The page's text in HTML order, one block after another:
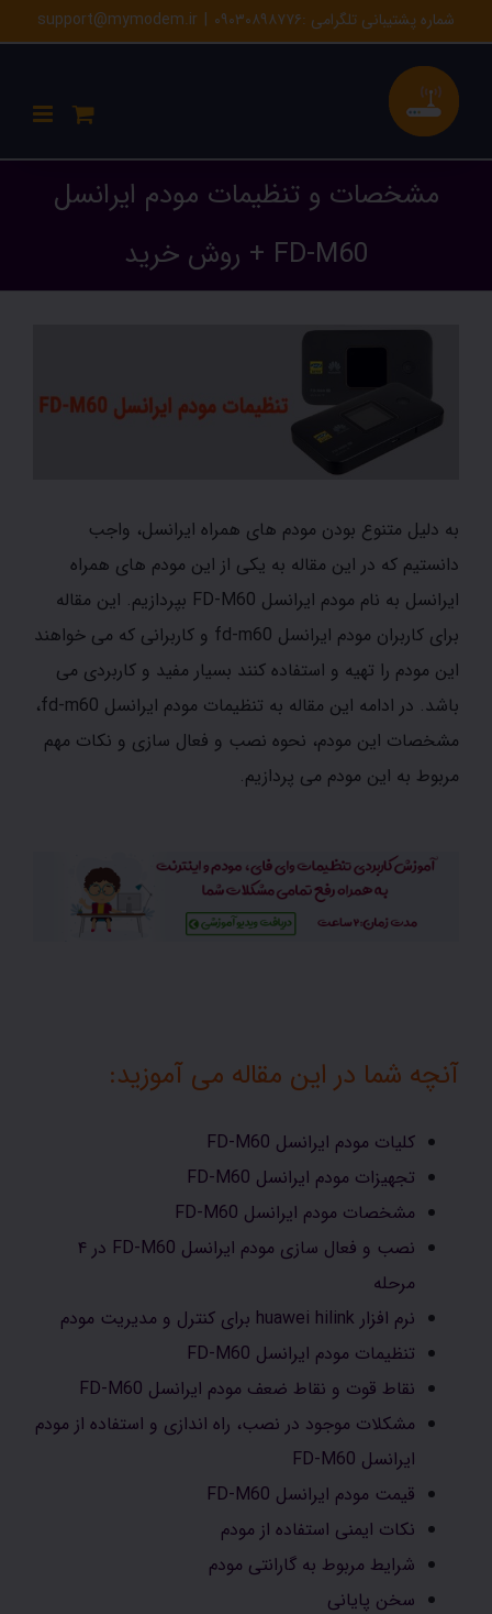
to
content
شماره پشتیبانی تلگرامی :۰۹۰۳۰۸۹۸۷۷۶ |
support@mymodem.ir
مشخصات و تنظیمات مودم ایرانسل
FD-M60 + روش خرید
به دلیل متنوع بودن مودم های همراه ایرانسل، واجب
دانستیم که در این مقاله به یکی از این مودم های همراه
ایرانسل به نام مودم ایرانسل FD-M60 بپردازیم. این مقاله
برای کاربران مودم ایرانسل fd-m60 و کاربرانی که می خواهند
این مودم را تهیه و استفاده کنند بسیار مفید و کاربردی می
باشد. در ادامه این مقاله به تنظیمات مودم ایرانسل fd-m60،
مشخصات این مودم، نحوه نصب و فعال سازی و نکات مهم
مربوط به این مودم می پردازیم.
آنچه شما در این مقاله می آموزید:
کلیات مودم ایرانسل FD-M60
تجهیزات مودم ایرانسل FD-M60
مشخصات مودم ایرانسل FD-M60
نصب و فعال سازی مودم ایرانسل FD-M60 در ۴
مرحله
نرم افزار huawei hilink برای کنترل و مدیریت مودم
تنظیمات مودم ایرانسل FD-M60
نقاط قوت و نقاط ضعف مودم ایرانسل FD-M60
مشکلات موجود در نصب، راه اندازی و استفاده از مودم
ایرانسل FD-M60
قیمت مودم ایرانسل FD-M60
نکات ایمنی استفاده از مودم
شرایط مربوط به گارانتی مودم
سخن پایانی